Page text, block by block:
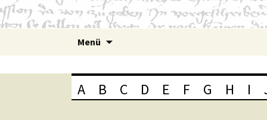
Menü
A B C D E F G H I